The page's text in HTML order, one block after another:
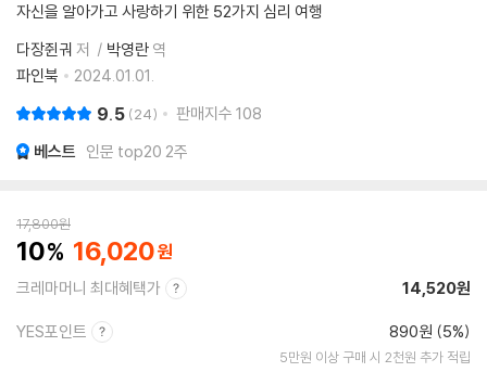
자신을 알아가고 사랑하기 위한 52가지 심리 여행
다장쥔궈 저 박영란 역
파인북
2024.01.01.
9.5 24 판매지수 108
베스트 인문 top20 2주
17,800원
10 16,020
크레마머니 최대혜택가 14,520원
YES포인트 890원 (5%)
5만원 이상 구매 시 2천원 추가 적립